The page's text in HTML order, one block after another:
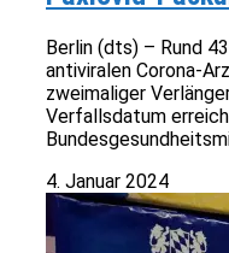
Berlin (dts) – Rund
antiviralen Corona-
zweimaliger
Verfallsdatum
4. Januar 2024